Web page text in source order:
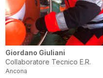
Giordano Giuliani
Collaboratore Tecnico E.R.
Ancona